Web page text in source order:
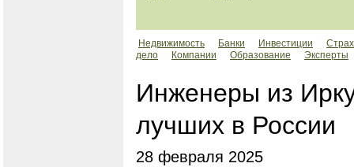
Недвижимость Банки Инвестиции
дело
Компании Образование Эксперты
Инженеры из
лучших в России
28 февраля 2025